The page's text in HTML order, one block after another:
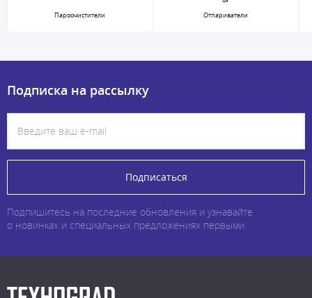
Пароочистители Отпариватели
Подписка на рассылку
Подписаться
Подпишитесь на последние обновления и узнавайте
о новинках и специальных предложениях первыми